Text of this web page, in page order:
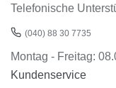
Telefonische
(040) 88 30 7735
Montag - Freitag:
Kundenservice